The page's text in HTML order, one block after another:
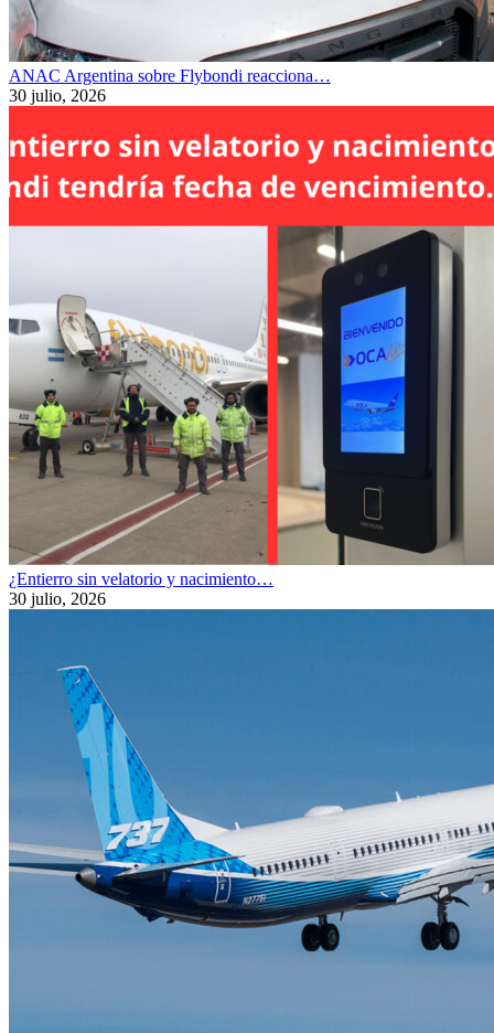
ANAC Argentina sobre Flybondi reacciona…
30 julio, 2026
¿Entierro sin velatorio y nacimiento…
30 julio, 2026